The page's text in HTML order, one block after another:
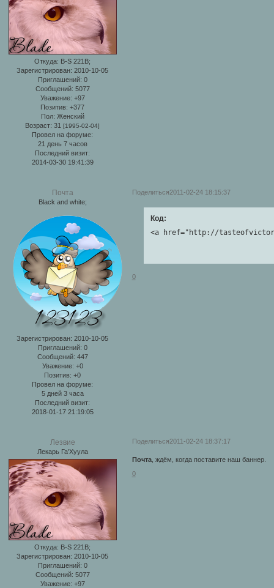
Откуда: B-S 221B;
Зарегистрирован: 2010-10-05
Приглашений: 0
Сообщений: 5077
Уважение: +97
Позитив: +377
Пол: Женский
Возраст: 31[1995-02-04]
Провел на форуме:
21 день 7 часов
Последний визит:
2014-03-30 19:41:39
Поделиться2011-02-24 18:15:37
Почта
Black and white;
Зарегистрирован: 2010-10-05
Приглашений: 0
Сообщений: 447
Уважение: +0
Позитив: +0
Провел на форуме:
5 дней 3 часа
Последний визит:
2018-01-17 21:19:05
Код:
<a href="http://
0
Поделиться2011-02-24 18:37:17
Лезвие
Лекарь Га'Хуула
Откуда: B-S 221B;
Зарегистрирован: 2010-10-05
Приглашений: 0
Сообщений: 5077
Уважение: +97
Почта, ждём, когда поставите наш баннер.
0